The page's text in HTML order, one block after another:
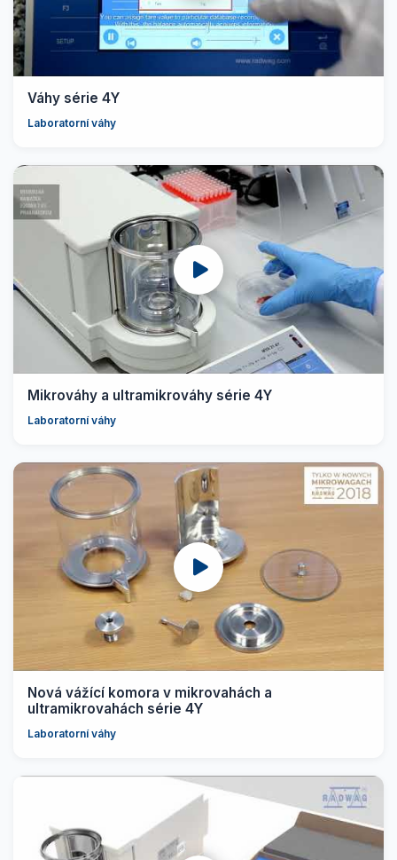
Váhy série 4Y
Laboratorní váhy
Mikrováhy a ultramikrováhy série 4Y
Laboratorní váhy
Nová vážící komora v mikrovahách a
ultramikrovahách série 4Y
Laboratorní váhy